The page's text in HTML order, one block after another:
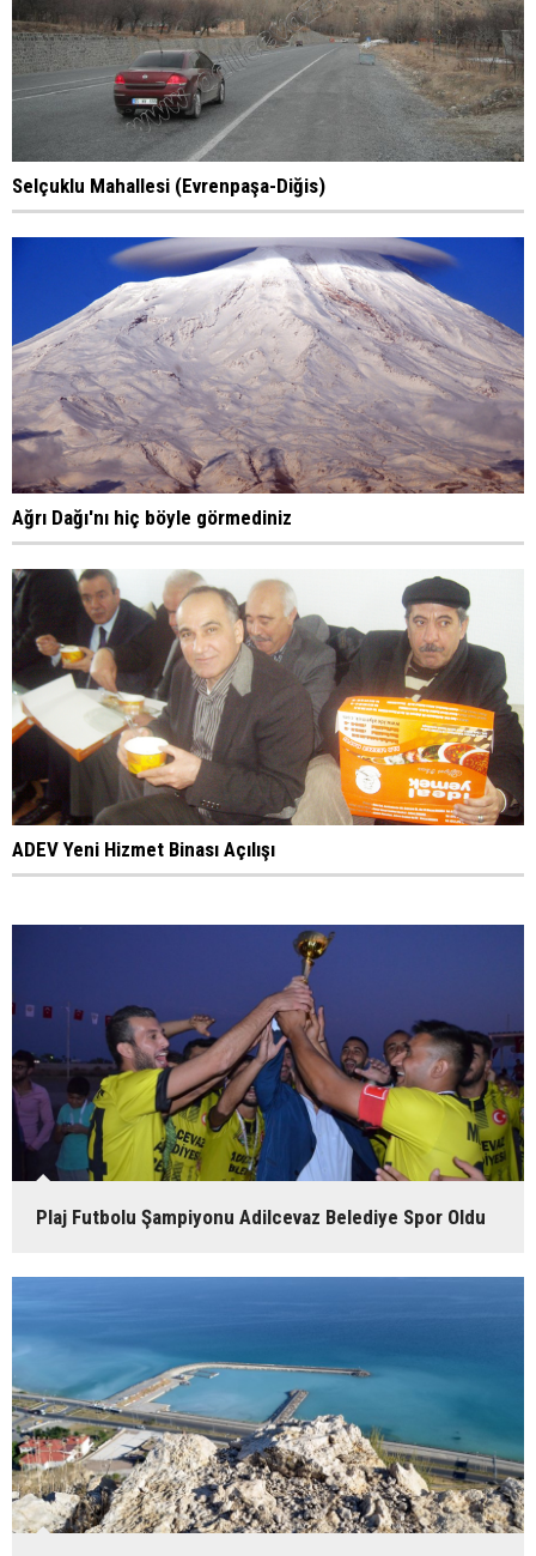
Selçuklu Mahallesi (Evrenpaşa-Diğis)
Ağrı Dağı'nı hiç böyle görmediniz
ADEV Yeni Hizmet Binası Açılışı
Plaj Futbolu Şampiyonu Adilcevaz Belediye Spor Oldu